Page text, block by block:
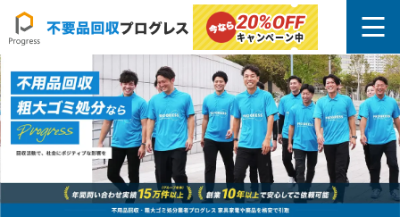
20%OFF
キャンペーン中
町田市